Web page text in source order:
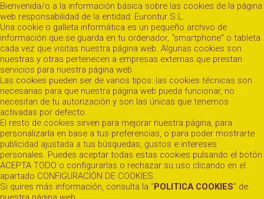
Bienvenida/o a la información básica sobre las cookies de la página
web responsabilidad de la entidad: Eurontur S.L.
Una cookie o galleta informática es un pequeño archivo de
información que se guarda en tu ordenador, “smartphone” o tableta
cada vez que visitas nuestra página web. Algunas cookies son
nuestras y otras pertenecen a empresas externas que prestan
servicios para nuestra página web.
Las cookies pueden ser de varios tipos: las cookies técnicas son
necesarias para que nuestra página web pueda funcionar, no
necesitan de tu autorización y son las únicas que tenemos
activadas por defecto.
El resto de cookies sirven para mejorar nuestra página, para
personalizarla en base a tus preferencias, o para poder mostrarte
publicidad ajustada a tus búsquedas, gustos e intereses
personales. Puedes aceptar todas estas cookies pulsando el botón
ACEPTA TODO o configurarlas o rechazar su uso clicando en el
apartado CONFIGURACIÓN DE COOKIES.
Si quires más información, consulta la “POLITICA COOKIES” de
> ZONA USUARIOS
> POLÍTICA PRIVACIDAD
> POLÍTICA COOKIES
> POLÍTICA VENTAS
EURONTUR
01.SOBRE NOSOTROS
03.
CONTACTO
SPORTFRUIT
04.NUESTRAS MARCAS
05.ALBARICOQUE
06.PARAGUAYO
07.TRAZABILIDAD
AIO
08.ALMA
09.CUERPO